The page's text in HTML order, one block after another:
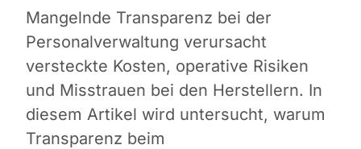
Mangelnde Transparenz bei der
Personalverwaltung verursacht
versteckte Kosten, operative Risiken
und Misstrauen bei den Herstellern. In
diesem Artikel wird untersucht, warum
Transparenz beim